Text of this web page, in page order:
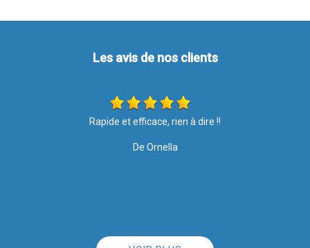
Les avis de nos clients
Les travaux ont été effectués avec soin et rapidité. Merci pour
entreprise à 100%